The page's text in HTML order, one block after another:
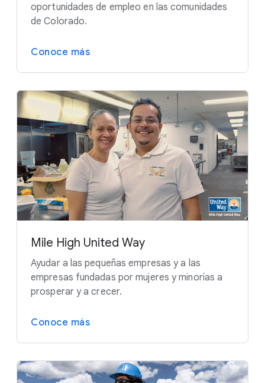
oportunidades de empleo en las comunidades
de Colorado.
Conoce más
Mile High United Way
Ayudar a las pequeñas empresas y a las
empresas fundadas por mujeres y minorías a
prosperar y a crecer.
Conoce más